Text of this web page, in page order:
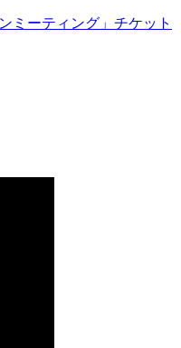
ミーティング」チケット